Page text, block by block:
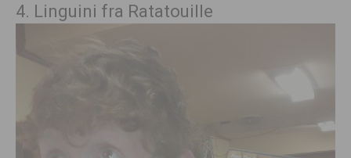
4. Linguini fra Ratatouille